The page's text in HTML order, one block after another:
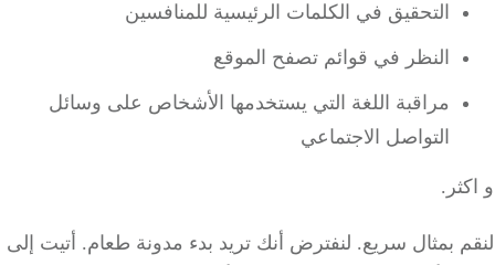
التحقيق في الكلمات الرئيسية للمنافسين
النظر في قوائم تصفح الموقع
مراقبة اللغة التي يستخدمها الأشخاص على وسائل
التواصل الاجتماعي
بمثال سريع. لنفترض أنك تريد بدء مدونة طعام. أتيت إلى